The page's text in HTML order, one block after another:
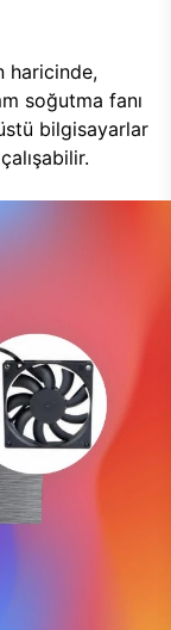
haricinde,
soğutma fanı
bilgisayarlar